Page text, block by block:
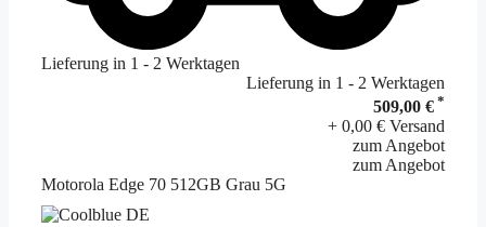
Lieferung in 1 - 2 Werktagen
Lieferung in 1 - 2 Werktagen
509,00 € *
+ 0,00 € Versand
zum Angebot
zum Angebot
Motorola Edge 70 512GB Grau 5G